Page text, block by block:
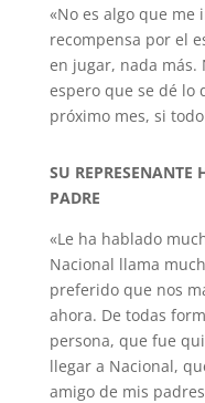
«No es algo que me
recompensa por el
en jugar, nada
espero que se dé lo
próximo mes, si
SU REPRESENANTE
PADRE
«Le ha hablado
Nacional llama
preferido que nos
ahora. De todas
persona, que fue
llegar a Nacional,
amigo de mis